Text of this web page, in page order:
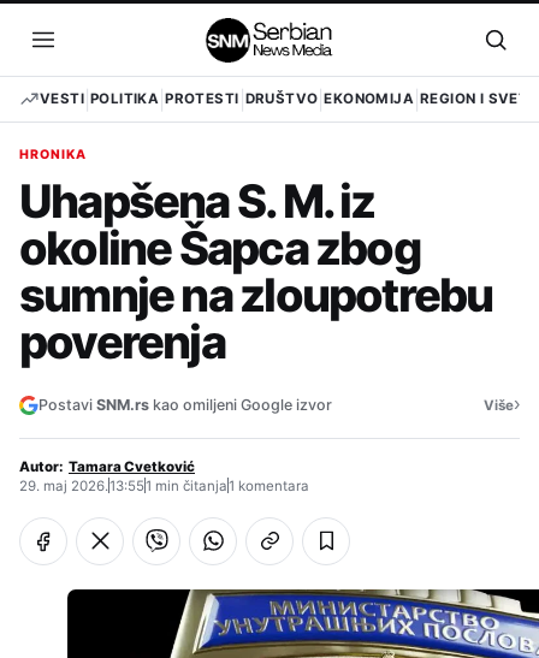
sadržaj
Otvori
meni
VESTI POLITIKA PROTESTI DRUŠTVO EKONOMIJA REGION I SVET
HRONIKA
Uhapšena S. M. iz
okoline Šapca zbog
sumnje na zloupotrebu
poverenja
Postavi SNM.rs kao omiljeni Google izvor Više›
Autor: Tamara Cvetković
29. maj 2026.13:551 min čitanja1 komentara